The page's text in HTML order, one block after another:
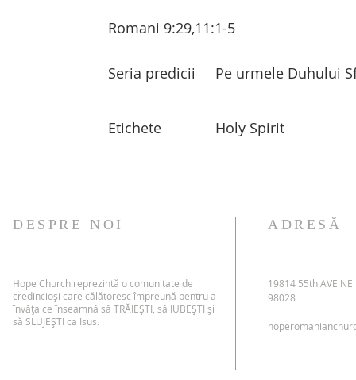
Romani 9:29,11:1-5
Pe urmele Duhului
Seria predicii
Etichete Holy Spirit
DESPRE NOI
Hope Church reprezintă o comunitate de
credincioși care călătoresc împreună pentru a
învăța ce înseamnă să TRĂIEȘTI, să IUBEȘTI și
să SLUJEȘTI ca Isus.
ADRESĂ
19814 55th AVE
98028